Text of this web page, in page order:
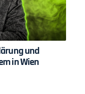
und
in Wien